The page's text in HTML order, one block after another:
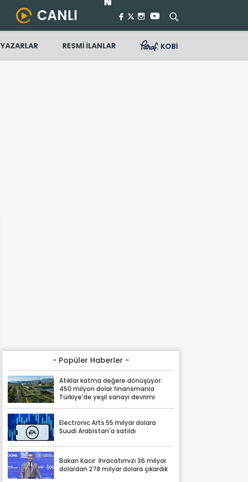
CANLI
YAZARLAR RESMİ İLANLAR KOBİ
- Popüler Haberler -
Atıklar katma değere dönüşüyor:
450 milyon dolar finansmanla
Türkiye'de yeşil sanayi devrimi
Electronic Arts 55 milyar dolara
Suudi Arabistan'a satıldı
Bakan Kacır: İhracatımızı 36 milyar
dolardan 278 milyar dolara çıkardık